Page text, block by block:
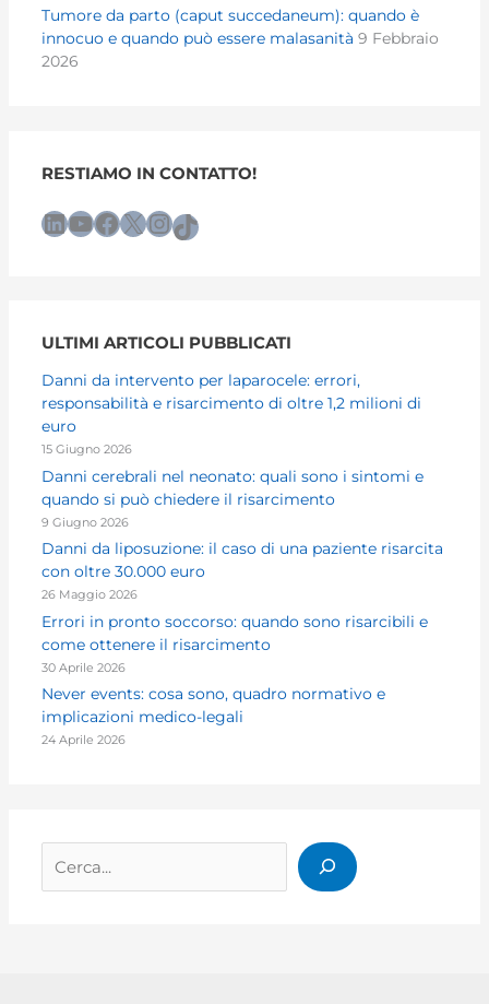
Tumore da parto (caput succedaneum): quando è
innocuo e quando può essere malasanità 9 Febbraio
2026
RESTIAMO IN CONTATTO!
LinkedIn YouTube Facebook X InstagramTikTok
ULTIMI ARTICOLI PUBBLICATI
Danni da intervento per laparocele: errori,
responsabilità e risarcimento di oltre 1,2 milioni di
euro
15 Giugno 2026
Danni cerebrali nel neonato: quali sono i sintomi e
quando si può chiedere il risarcimento
9 Giugno 2026
Danni da liposuzione: il caso di una paziente risarcita
con oltre 30.000 euro
26 Maggio 2026
Errori in pronto soccorso: quando sono risarcibili e
come ottenere il risarcimento
30 Aprile 2026
Never events: cosa sono, quadro normativo e
implicazioni medico-legali
24 Aprile 2026